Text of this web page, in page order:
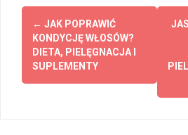
Post
navigation
← JAK POPRAWIĆ
KONDYCJĘ WŁOSÓW?
DIETA, PIELĘGNACJA I
SUPLEMENTY